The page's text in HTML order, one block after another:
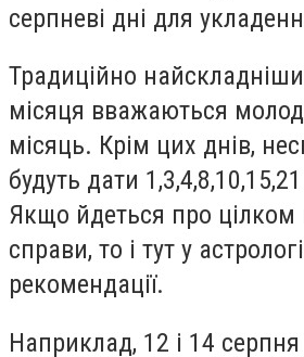
серпневі дні для
Традиційно
місяця вважаються
місяць. Крім цих днів,
будуть дати
Якщо йдеться про цілком
справи, то і тут у
рекомендації.
Наприклад, 12 і 14